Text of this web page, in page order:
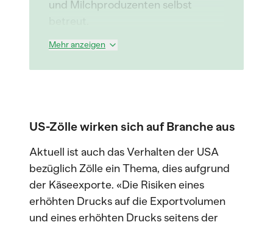
und Milchproduzenten selbst
Mehr anzeigen
US-Zölle wirken sich auf Branche aus
Aktuell ist auch das Verhalten der USA
bezüglich Zölle ein Thema, dies aufgrund
der Käseexporte. «Die Risiken eines
erhöhten Drucks auf die Exportvolumen
und eines erhöhten Drucks seitens der